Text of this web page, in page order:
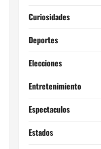
Curiosidades
Deportes
Elecciones
Entretenimiento
Espectaculos
Estados